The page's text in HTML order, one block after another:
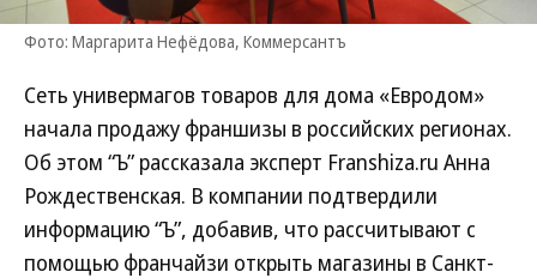
Фото: Маргарита Нефёдова, Коммерсантъ
Сеть универмагов товаров для дома «Евродом»
начала продажу франшизы в российских регионах.
Об этом “Ъ” рассказала эксперт Franshiza.ru Анна
Рождественская. В компании подтвердили
информацию “Ъ”, добавив, что рассчитывают с
помощью франчайзи открыть магазины в Санкт-